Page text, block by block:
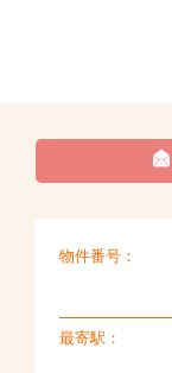
物件番号：
最寄駅：